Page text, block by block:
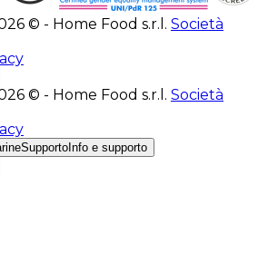
© - Home Food s.r.l. Società
© - Home Food s.r.l. Società
Supporto Info e supporto